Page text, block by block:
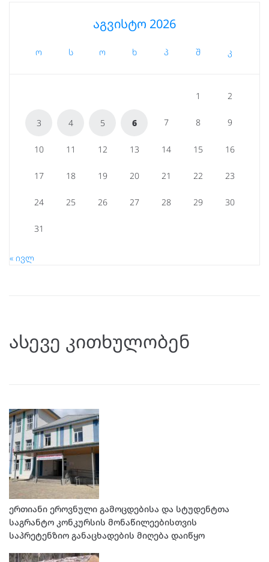
აგვისტო 2026
ო ს ო ხ პ შ კ
1 2
3 4 5 6 7 8 9
10 11 12 13 14 15 16
17 18 19 20 21 22 23
24 25 26 27 28 29 30
31
« ივლ
ასევე კითხულობენ
ერთიანი ეროვნული გამოცდებისა და სტუდენტთა
საგრანტო კონკურსის მონაწილეებისთვის
საპრეტენზიო განაცხადების მიღება დაიწყო